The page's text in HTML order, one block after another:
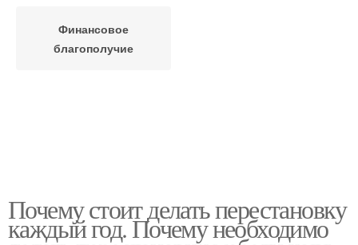
Финансовое
благополучие
Почему стоит делать перестановку
каждый год. Почему необходимо